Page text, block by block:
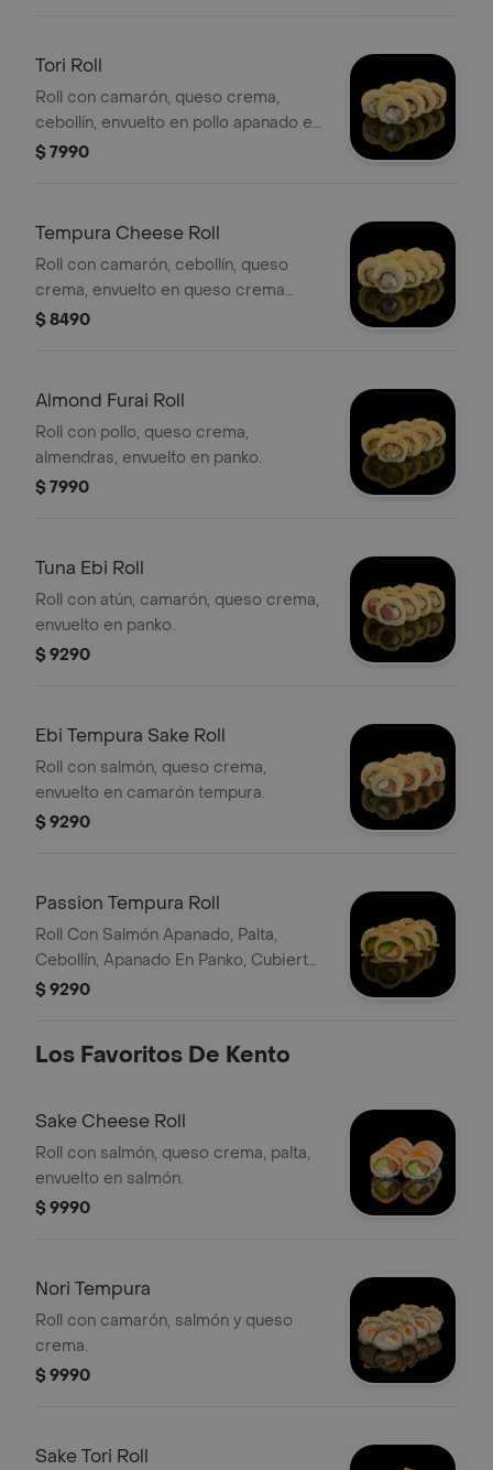
Tori Roll
Roll con camarón, queso crema,
cebollín, envuelto en pollo apanado en
panko.
$ 7990
Tempura Cheese Roll
Roll con camarón, cebollín, queso
crema, envuelto en queso crema
apanado en panko.
$ 8490
Almond Furai Roll
Roll con pollo, queso crema,
almendras, envuelto en panko.
$ 7990
Tuna Ebi Roll
Roll con atún, camarón, queso crema,
envuelto en panko.
$ 9290
Ebi Tempura Sake Roll
Roll con salmón, queso crema,
envuelto en camarón tempura.
$ 9290
Passion Tempura Roll
Roll Con Salmón Apanado, Palta,
Cebollín, Apanado En Panko, Cubierto
Con Salsa De Maracuyá.
$ 9290
Los Favoritos De Kento
Sake Cheese Roll
Roll con salmón, queso crema, palta,
envuelto en salmón.
$ 9990
Nori Tempura
Roll con camarón, salmón y queso
crema.
$ 9990
Sake Tori Roll